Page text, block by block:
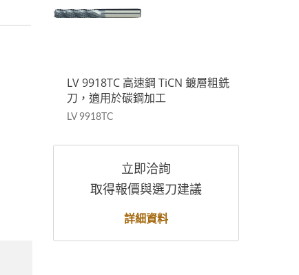
LV 9918TC 高速鋼 TiCN 鍍層粗銑
刀，適用於碳鋼加工
LV 9918TC
立即洽詢
取得報價與選刀建議
詳細資料